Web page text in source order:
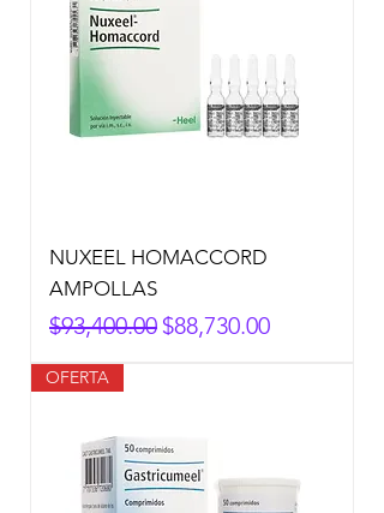
NUXEEL HOMACCORD
AMPOLLAS
Precio
$93,400.00 Precio de oferta
$88,730.00
OFERTA